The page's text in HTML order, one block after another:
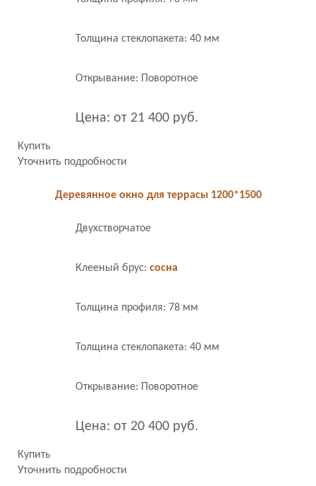
Толщина стеклопакета: 40 мм
Открывание: Поворотное
Цена: от 21 400 руб.
Купить
Уточнить подробности
Деревянное окно для террасы 1200*1500
Двухстворчатое
Клееный брус: сосна
Толщина профиля: 78 мм
Толщина стеклопакета: 40 мм
Открывание: Поворотное
Цена: от 20 400 руб.
Купить
Уточнить подробности